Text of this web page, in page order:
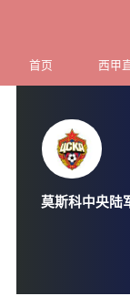
首页 西甲
莫斯科中